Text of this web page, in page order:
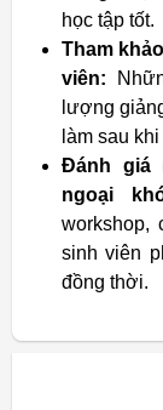
học tập tốt.
Tham
viên:
lượng
làm sau
Đánh giá
ngoại
workshop,
sinh viên
đồng thời.